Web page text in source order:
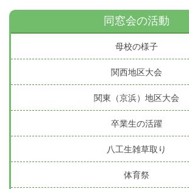
同窓会の活動
母校の様子
関西地区大会
関東（京浜）地区大会
卒業生の活躍
八工生雑草取り
体育祭